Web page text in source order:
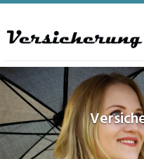
to
content